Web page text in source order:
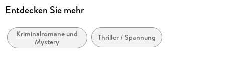
Sprecher/Sprecherin
Verlag/Hersteller
Edel Music & Entertainment CD / DVD
Entdecken Sie mehr
Kriminalromane und
Mystery
Thriller / Spannung